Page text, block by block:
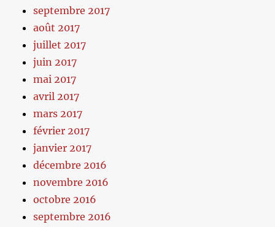
septembre 2017
août 2017
juillet 2017
juin 2017
mai 2017
avril 2017
mars 2017
février 2017
janvier 2017
décembre 2016
novembre 2016
octobre 2016
septembre 2016